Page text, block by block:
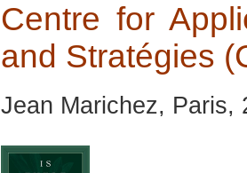
Centre for
and Stratégies
Jean Marichez, Paris,